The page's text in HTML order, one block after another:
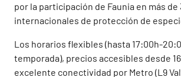
por la participación de Faunia en más de
internacionales de protección de
Los horarios flexibles (hasta 17:00h-
temporada), precios accesibles desde
excelente conectividad por Metro (L9